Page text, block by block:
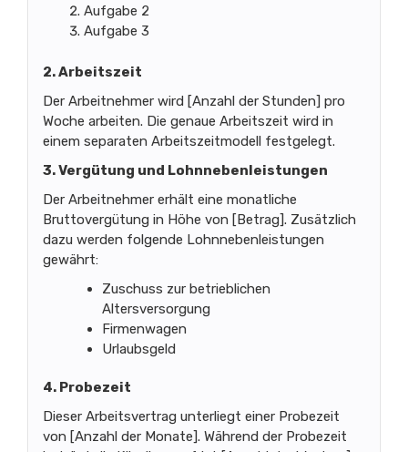
Aufgabe 2
Aufgabe 3
2. Arbeitszeit
Der Arbeitnehmer wird [Anzahl der Stunden] pro
Woche arbeiten. Die genaue Arbeitszeit wird in
einem separaten Arbeitszeitmodell festgelegt.
3. Vergütung und Lohnnebenleistungen
Der Arbeitnehmer erhält eine monatliche
Bruttovergütung in Höhe von [Betrag]. Zusätzlich
dazu werden folgende Lohnnebenleistungen
gewährt:
Zuschuss zur betrieblichen
Altersversorgung
Firmenwagen
Urlaubsgeld
4. Probezeit
Dieser Arbeitsvertrag unterliegt einer Probezeit
von [Anzahl der Monate]. Während der Probezeit